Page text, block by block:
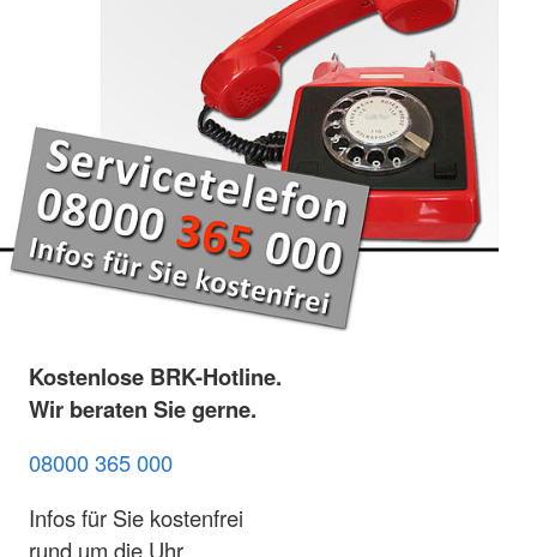
Kostenlose BRK-Hotline.
Wir beraten Sie gerne.
08000 365 000
Infos für Sie kostenfrei
rund um die Uhr